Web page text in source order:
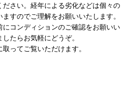
さい。経年による劣化などは個々の
すのでご理解をお願いいたします。
にコンディションのご確認をお願いい
たらお気軽にどうぞ。
ってご覧いただけます。